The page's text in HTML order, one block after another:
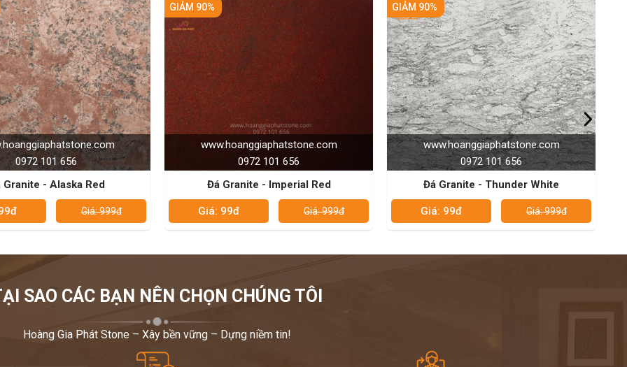
được khách hàng tin tưởng
hoàn hảo và có mức giá phù hợp với nhu cầu sử
vực thi công đá nên rất am hiểu về đá sẽ mang
hàng trong quá trình lựa chọn.
CỦA CHÚNG TÔI - HÂN HẠNH
0972101656 - 0946916986
www.hoanggiaphatstone.com
0972 101 656
GIẢM 90%
Đá Granite - Imperial Red
www.hoanggiaphatstone.com
0972 101 656
GIẢM 90%
Đá Granite - Thunder White
www.hoanggiaphatstone.com
0972 101 656
GIẢM 90%
Đá Granite - Azue Blue
SAO CÁC BẠN NÊN CHỌN CHÚNG TÔI
Hoàng Gia Phát Stone – Xây bền vững – Dựng niềm tin!